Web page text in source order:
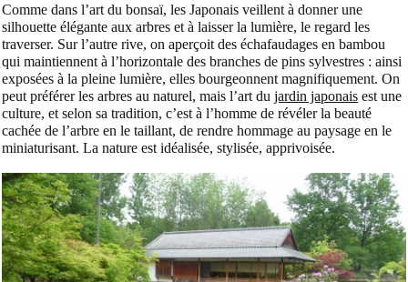
Comme dans l’art du bonsaï, les Japonais veillent à donner une
silhouette élégante aux arbres et à laisser la lumière, le regard les
traverser. Sur l’autre rive, on aperçoit des échafaudages en bambou
qui maintiennent à l’horizontale des branches de pins sylvestres : ainsi
exposées à la pleine lumière, elles bourgeonnent magnifiquement. On
peut préférer les arbres au naturel, mais l’art du jardin japonais est une
culture, et selon sa tradition, c’est à l’homme de révéler la beauté
cachée de l’arbre en le taillant, de rendre hommage au paysage en le
miniaturisant. La nature est idéalisée, stylisée, apprivoisée.